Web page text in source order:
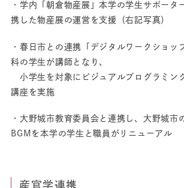
・学内「朝倉物産展」本学の学生サポータ
携した物産展の運営を支援（右記写真）
・春日市との連携「デジタルワークショッ
科の学生が講師となり、
小学生を対象にビジュアルプログラミン
講座を実施
・大野城市教育委員会と連携し、大野城市
BGMを本学の学生と職員がリニューアル
産官学連携